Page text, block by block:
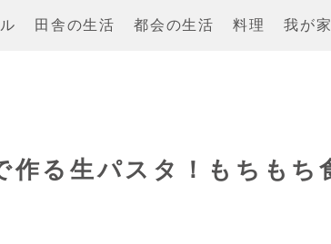
田舎の生活 都会の生活 料理 我が
作る生パスタ！もちもち